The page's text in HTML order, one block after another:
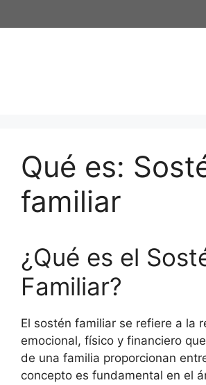
al
Qué es:
familiar
¿Qué es el
Familiar?
El sostén familiar se refiere a la
emocional, físico y financiero
de una familia proporcionan
concepto es fundamental en el